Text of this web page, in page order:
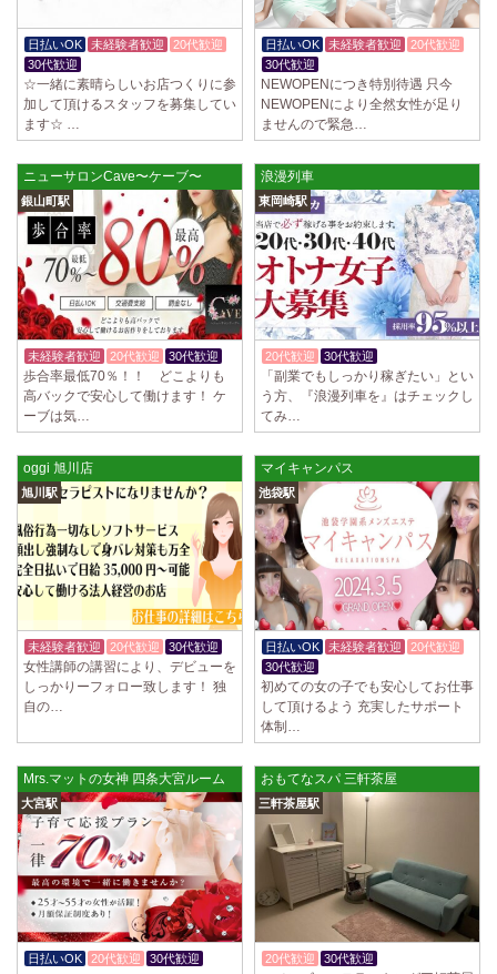
日払いOK 未経験者歓迎
20代歓迎
30代歓迎
☆一緒に素晴らしいお店つくりに参
加して頂けるスタッフを募集してい
ます☆ …
日払いOK 未経験者歓迎
20代歓迎
30代歓迎
NEWOPENにつき特別待遇 只今
NEWOPENにより全然女性が足り
ませんので緊急…
ニューサロンCave〜ケーブ〜
銀山町駅
未経験者歓迎 20代歓迎 30代歓迎
歩合率最低70％！！ どこよりも
高バックで安心して働けます！ ケ
ーブは気…
浪漫列車
東岡崎駅
20代歓迎 30代歓迎
「副業でもしっかり稼ぎたい」とい
う方、『浪漫列車を』はチェックし
てみ…
oggi 旭川店
旭川駅
未経験者歓迎 20代歓迎 30代歓迎
女性講師の講習により、デビューを
しっかりーフォロー致します！ 独
自の…
マイキャンパス
池袋駅
日払いOK 未経験者歓迎
20代歓迎
30代歓迎
初めての女の子でも安心してお仕事
して頂けるよう 充実したサポート
体制…
Mrs.マットの女神 四条大宮ルーム
大宮駅
日払いOK 20代歓迎
30代歓迎
おもてなスパ 三軒茶屋
三軒茶屋駅
20代歓迎 30代歓迎